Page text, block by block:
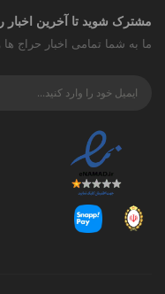
مشترک شوید تا آخرین اخبار
ما به شما تمامی اخبار حراج ها